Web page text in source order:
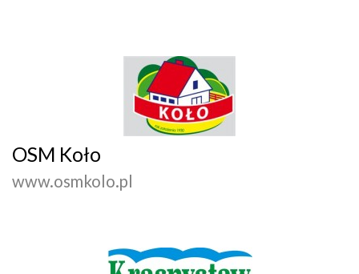
OSM Koło
www.osmkolo.pl